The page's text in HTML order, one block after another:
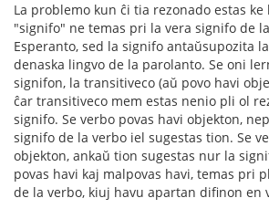
La problemo kun ĉi tia rezonado estas
"signifo" ne temas pri la vera signifo de
Esperanto, sed la signifo antaŭsupozita
denaska lingvo de la parolanto. Se oni
signifon, la transitiveco (aŭ povo havi
ĉar transitiveco mem estas nenio pli ol
signifo. Se verbo povas havi objekton,
signifo de la verbo iel sugestas tion. Se
objekton, ankaŭ tion sugestas nur la
povas havi kaj malpovas havi, temas pri
de la verbo, kiuj havu apartan difinon en